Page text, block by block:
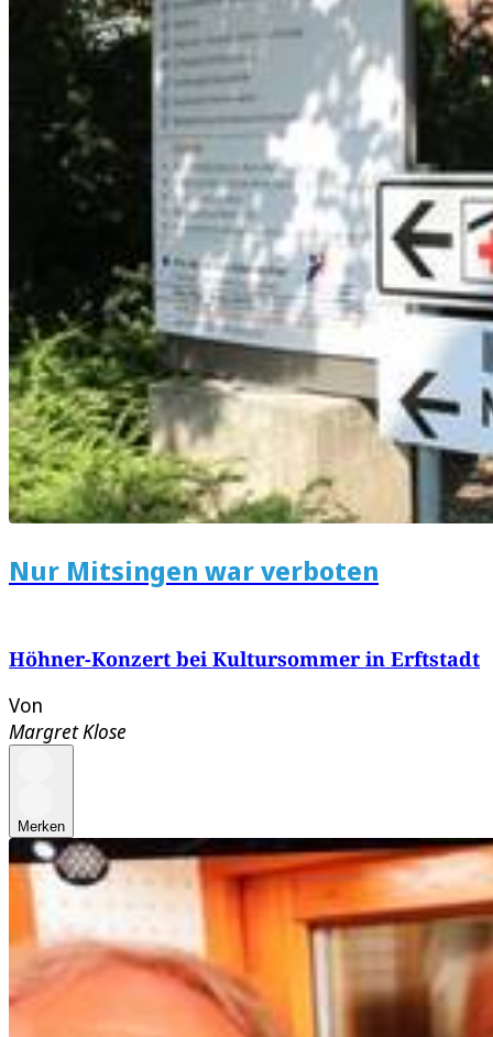
Nur Mitsingen war verboten
Höhner-Konzert bei Kultursommer in Erftstadt
Von
Margret Klose
Merken